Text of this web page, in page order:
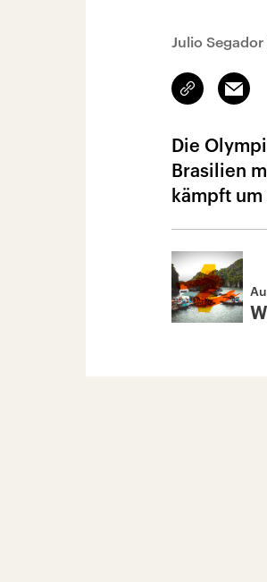
Julio
Link
kopieren/teilen
Email
Die
Brasilien
kämpft